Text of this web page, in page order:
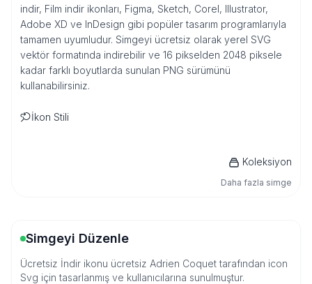
indir, Film indir ikonları, Figma, Sketch, Corel, Illustrator,
Adobe XD ve InDesign gibi popüler tasarım programlarıyla
tamamen uyumludur. Simgeyi ücretsiz olarak yerel SVG
vektör formatında indirebilir ve 16 pikselden 2048 piksele
kadar farklı boyutlarda sunulan PNG sürümünü
kullanabilirsiniz.
İkon Stili
Koleksiyon
Daha fazla simge
Simgeyi Düzenle
Ücretsiz İndir ikonu ücretsiz Adrien Coquet tarafından icon
Svg için tasarlanmış ve kullanıcılarına sunulmuştur.